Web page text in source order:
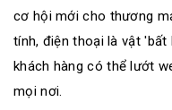
cơ hội mới cho thương
tính, điện thoại là vật 'bất
khách hàng có thể lướt
mọi nơi.